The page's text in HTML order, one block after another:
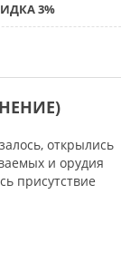
3%
открылись
и орудия
присутствие